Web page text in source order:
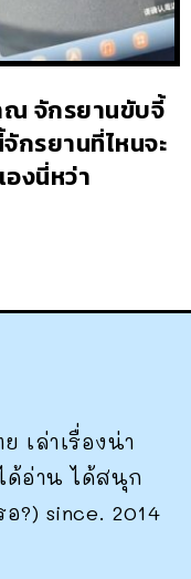
ณ จักรยานขับจี้
กรยานที่ไหนจะ
งนี่หว่า
เล่าเรื่องน่า
อ่าน ได้สนุก
อ?) since. 2014